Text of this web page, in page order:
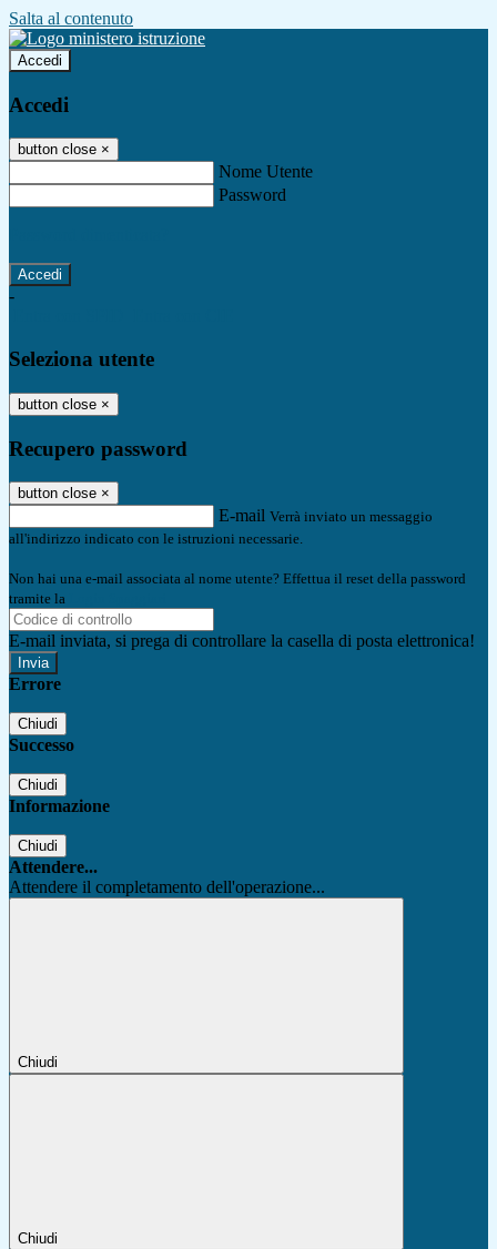
Salta al contenuto
Accedi
Accedi
button close ×
Nome Utente
Password
-
Seleziona utente
button close ×
Recupero password
button close ×
E-mail Verrà inviato un messaggio
all'indirizzo indicato con le istruzioni necessarie.
Non hai una e-mail associata al nome utente? Effettua il reset della password
tramite la
E-mail inviata, si prega di controllare la casella di posta elettronica!
Errore
Chiudi
Successo
Chiudi
Informazione
Chiudi
Attendere...
Attendere il completamento dell'operazione...
Chiudi
Chiudi